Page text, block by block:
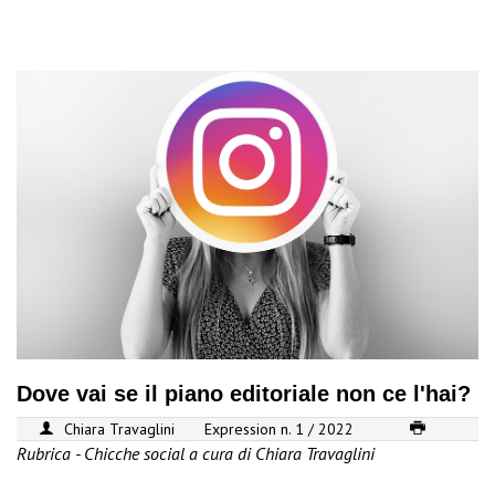
Dove vai se il piano editoriale non ce l'hai?
Chiara Travaglini Expression n. 1 / 2022
Rubrica - Chicche social a cura di Chiara Travaglini